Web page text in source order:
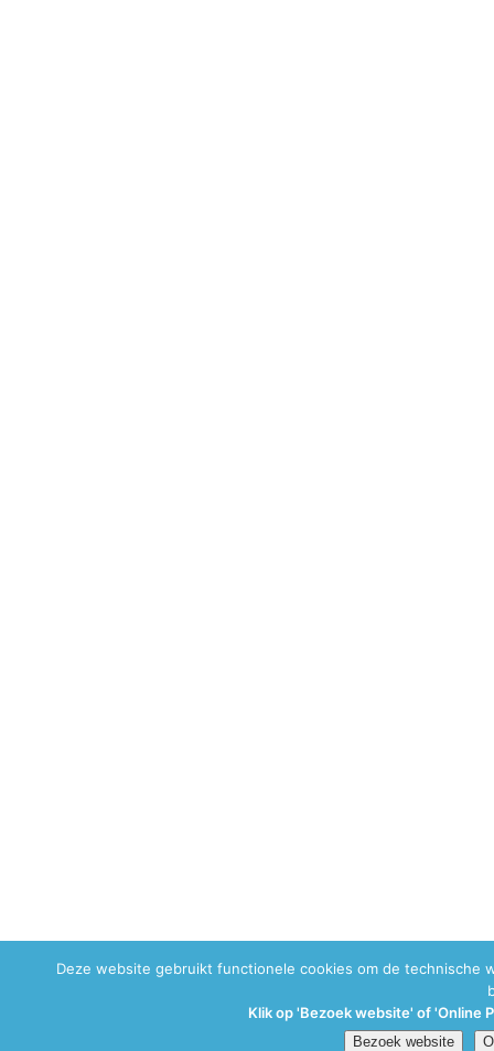
Deze website gebruikt functionele cookies om de technische
Klik op 'Bezoek website' of 'Online
Bezoek website